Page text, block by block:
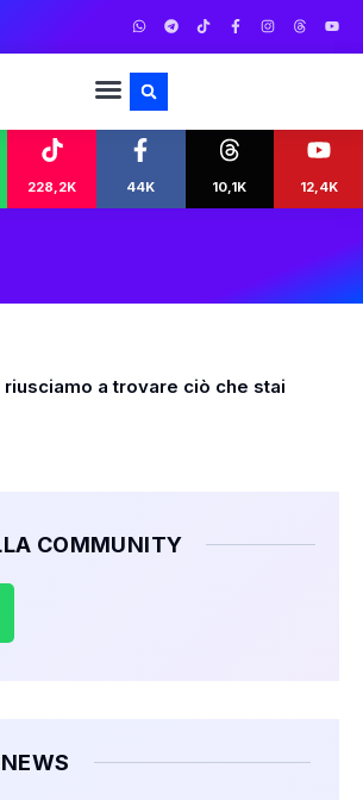
228,2K 44K 10,1K 12,4K
a trovare ciò che stai
COMMUNITY